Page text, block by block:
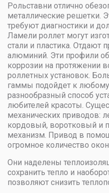
Рольставни отлично
металлические решетки.
требуют диагностики и
Ламели роллет могут
стали и пластика. Отдают
алюминий. Эти профили
коррозии на протяжении
роллетных установок.
гаммы подойдет к
разнообразный способ
любителей красоты.
механических приводов:
кордовый, воротковый и
механизм. Привод в
огромное количество окон.
Они наделены
сохранить тепло и
позволяют снизить